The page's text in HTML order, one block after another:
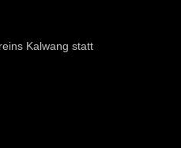
Kalwang statt